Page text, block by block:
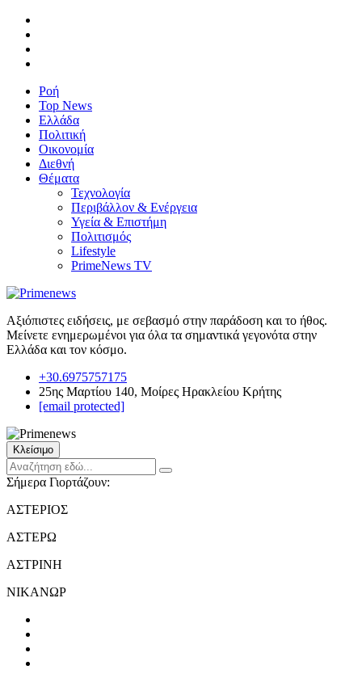
Ροή
Top News
Ελλάδα
Πολιτική
Οικονομία
Διεθνή
Θέματα
Τεχνολογία
Περιβάλλον & Ενέργεια
Υγεία & Επιστήμη
Πολιτισμός
Lifestyle
PrimeNews TV
Αξιόπιστες ειδήσεις, με σεβασμό στην παράδοση και το ήθος.
Μείνετε ενημερωμένοι για όλα τα σημαντικά γεγονότα στην
Ελλάδα και τον κόσμο.
+30.6975757175
25ης Μαρτίου 140, Μοίρες Ηρακλείου Κρήτης
[email protected]
Κλείσιμο
Σήμερα Γιορτάζουν:
ΑΣΤΕΡΙΟΣ
ΑΣΤΕΡΩ
ΑΣΤΡΙΝΗ
ΝΙΚΑΝΩΡ